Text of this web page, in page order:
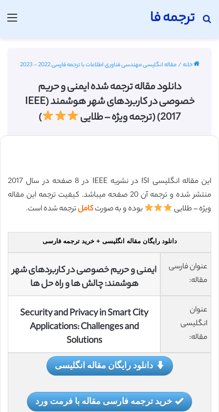
ترجمه فا
جستجو برای
خانه/مقاله انگلیسی مهندسی فناوری اطلاعات با ترجمه فارسی 2022 - 2023
دانلود مقاله ترجمه شده ایمنی و حریم
خصوصی در کاربردهای شهر هوشمند (IEEE
2017) (ترجمه ویژه – طلایی
)
این مقاله انگلیسی ISI در نشریه IEEE در 8 صفحه در سال 2017
منتشر شده و ترجمه آن 20 صفحه میباشد. کیفیت ترجمه این مقاله
ویژه – طلایی
بوده و به صورتکاملترجمه شده است.
دانلود رایگان مقاله انگلیسی + خرید ترجمه فارسی
عنوان فارسی
مقاله:
ایمنی و حریم خصوصی در کاربردهای شهر
هوشمند: چالش ها و راه حل ها
عنوان
انگلیسی
مقاله:
Security and Privacy in Smart City
Applications: Challenges and
Solutions
دانلود رایگان مقاله انگلیسی
خرید ترجمه فارسی مقاله با فرمت ورد